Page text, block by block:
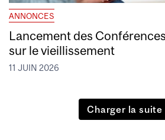
ANNONCES
Lancement des
sur le vieillissement
11 JUIN 2026
Charger la suite